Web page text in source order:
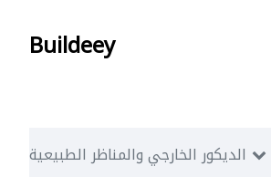
Buildeey
الديكور الخارجي والمناظر الطبيعية